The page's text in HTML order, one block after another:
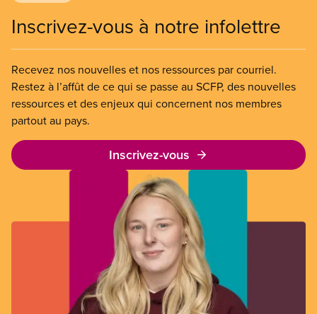
Inscrivez-vous à notre infolettre
Recevez nos nouvelles et nos ressources par courriel.
Restez à l’affût de ce qui se passe au SCFP, des nouvelles
ressources et des enjeux qui concernent nos membres
partout au pays.
Inscrivez-vous